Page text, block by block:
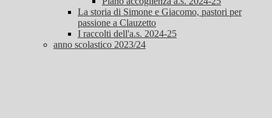
La storia di Simone e Giacomo, pastori per
passione a Clauzetto
I raccolti dell'a.s. 2024-25
anno scolastico 2023/24